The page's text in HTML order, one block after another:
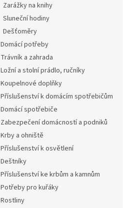
Zarážky na knihy
Sluneční hodiny
Dešťoměry
Domácí potřeby
Trávník a zahrada
Ložní a stolní prádlo, ručníky
Koupelnové doplňky
Příslušenství k domácím spotřebičům
Domácí spotřebiče
Zabezpečení domácností a podniků
Krby a ohniště
Příslušenství k osvětlení
Deštníky
Příslušenství ke krbům a kamnům
Potřeby pro kuřáky
Rostliny